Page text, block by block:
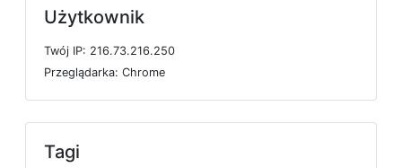
Użytkownik
Twój IP: 216.73.216.250
Przeglądarka: Chrome
Tagi